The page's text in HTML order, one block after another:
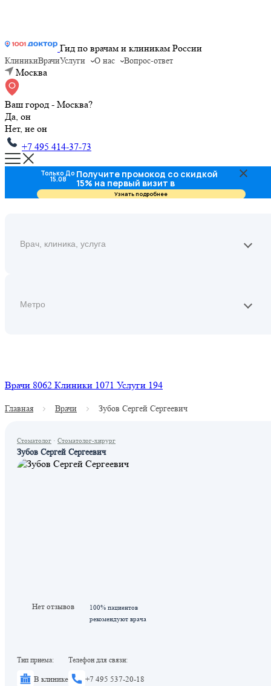
Гид по врачам и клиникам России
КлиникиВрачиУслуги О нас Вопрос-ответ
Москва
Ваш город - Москва?
Да, он
Нет, не он
+7 495 414-37-73
Врачи 8062 Клиники 1071 Услуги 194
Главная Врачи Зубов Сергей Сергеевич
Стоматолог · Стоматолог-хирург
Зубов Сергей Сергеевич
Нет отзывов
100% пациентов
рекомендуют врача
Тип приема:
В клинике
Телефон для связи:
+7 495 537-20-18
Только До
15.08 Получите промокод со скидкой
15% на первый визит в
стоматологию
Узнать подробнее